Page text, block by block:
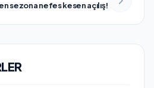
sezona nefes kesen açılış!